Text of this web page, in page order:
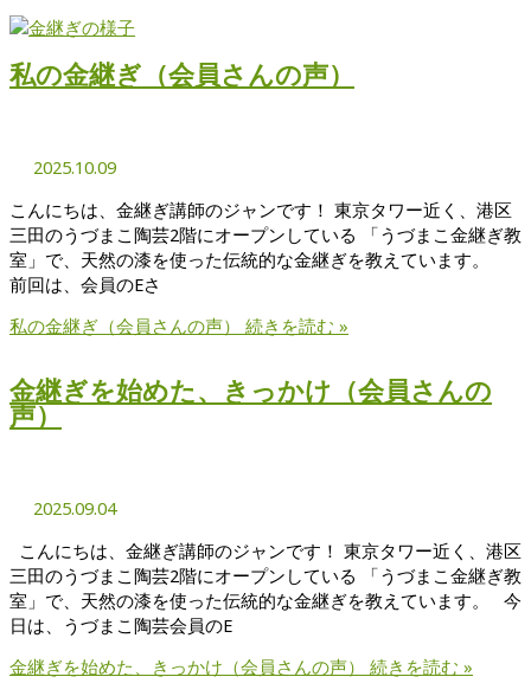
私の金継ぎ（会員さんの声）
2025.10.09
こんにちは、金継ぎ講師のジャンです！ 東京タワー近く、港区
三田のうづまこ陶芸2階にオープンしている 「うづまこ金継ぎ教
室」で、天然の漆を使った伝統的な金継ぎを教えています。
前回は、会員のEさ
私の金継ぎ（会員さんの声）
続きを読む »
金継ぎを始めた、きっかけ（会員さんの
声）
2025.09.04
こんにちは、金継ぎ講師のジャンです！ 東京タワー近く、港区
三田のうづまこ陶芸2階にオープンしている 「うづまこ金継ぎ教
室」で、天然の漆を使った伝統的な金継ぎを教えています。 今
日は、うづまこ陶芸会員のE
金継ぎを始めた、きっかけ（会員さんの声）
続きを読む »